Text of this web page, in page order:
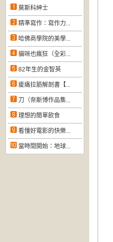
莫斯科紳士
精準寫作：寫作力...
哈佛商學院的美學...
貓咪也瘋狂（全彩...
82年生的金智英
痠痛拉筋解剖書【...
刀（奈斯博作品集...
理想的簡單飲食
看懂好電影的快樂...
當時間開始：地球...